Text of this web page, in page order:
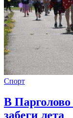
Спорт
В
забеги лета